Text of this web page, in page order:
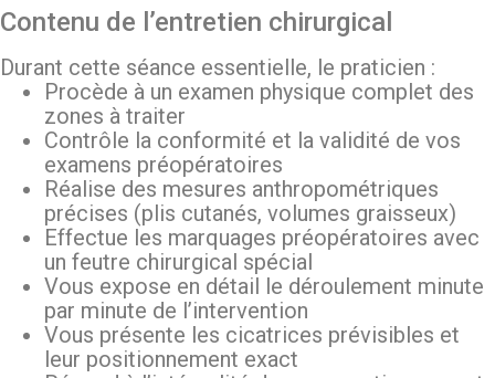
Contenu de l’entretien chirurgical
Durant cette séance essentielle, le praticien :
Procède à un examen physique complet des
zones à traiter
Contrôle la conformité et la validité de vos
examens préopératoires
Réalise des mesures anthropométriques
précises (plis cutanés, volumes graisseux)
Effectue les marquages préopératoires avec
un feutre chirurgical spécial
Vous expose en détail le déroulement minute
par minute de l’intervention
Vous présente les cicatrices prévisibles et
leur positionnement exact